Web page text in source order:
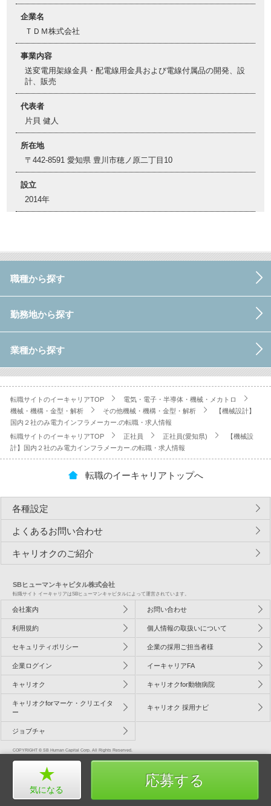
企業名
ＴＤＭ株式会社
事業内容
送変電用架線金具・配電線用金具および電線付属品の開発、設
計、販売
代表者
片貝 健人
所在地
〒442-8591 愛知県 豊川市穂ノ原二丁目10
設立
2014年
応募する
気になる
職種から探す
勤務地から探す
業種から探す
転職サイトのイーキャリアTOP
電気・電子・半導体・機械・メカトロ
機械・機構・金型・解析
その他機械・機構・金型・解析
【機械設計】
国内２社のみ電力インフラメーカー.の転職・求人情報
転職サイトのイーキャリアTOP
正社員 正社員(愛知県)
【機械設
計】国内２社のみ電力インフラメーカー.の転職・求人情報
転職のイーキャリアトップへ
各種設定
よくあるお問い合わせ
キャリオクのご紹介
SBヒューマンキャピタル株式会社
転職サイト イーキャリアはSBヒューマンキャピタルによって運営されています。
会社案内 お問い合わせ
利用規約 個人情報の取扱いについて
セキュリティポリシー 企業の採用ご担当者様
企業ログイン イーキャリアFA
キャリオク キャリオクfor動物病院
キャリオクforマーケ・クリエイタ
ー
キャリオク 採用ナビ
ジョブチャ
COPYRIGHT © SB Human Capital Corp. All Rights Reserved.